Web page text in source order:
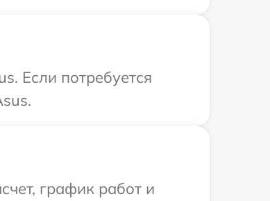
Если потребуется
график работ и